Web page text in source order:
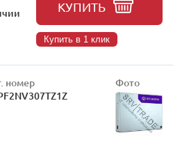
КУПИТЬ
Купить в 1 клик
номер
Фото